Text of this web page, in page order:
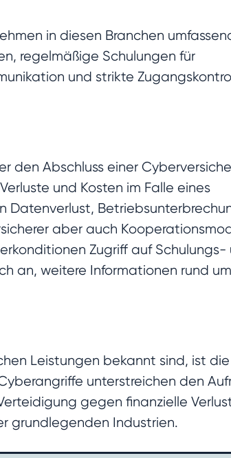
in diesen Branchen
regelmäßige Schulungen für
und strikte
den Abschluss einer
und Kosten im Falle eines
Datenverlust,
aber auch
Zugriff auf Schulungs-
an, weitere Informationen rund
Leistungen bekannt sind, ist die
unterstreichen den
gegen finanzielle
grundlegenden Industrien.